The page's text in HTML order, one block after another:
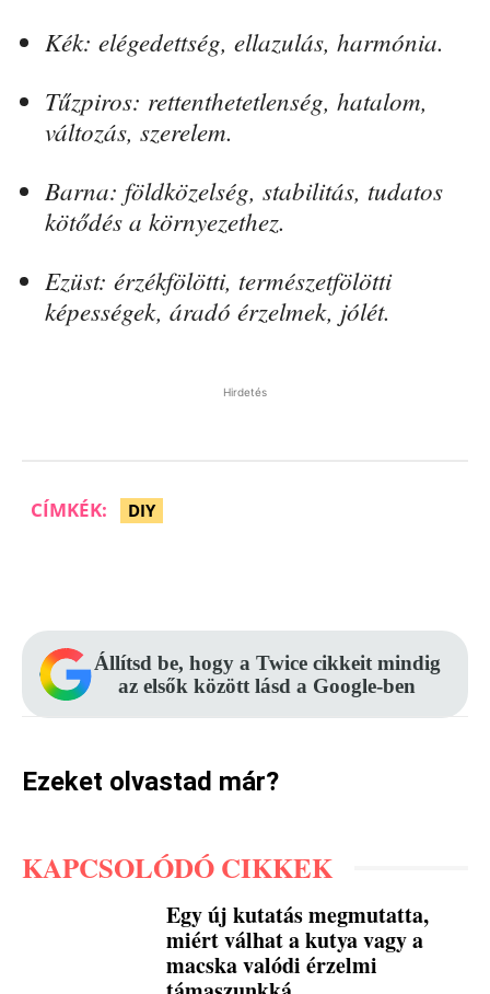
Kék: elégedettség, ellazulás, harmónia.
Tűzpiros: rettenthetetlenség, hatalom,
változás, szerelem.
Barna: földközelség, stabilitás, tudatos
kötődés a környezethez.
Ezüst: érzékfölötti, természetfölötti
képességek, áradó érzelmek, jólét.
Hirdetés
CÍMKÉK: DIY
Állítsd be, hogy a Twice cikkeit mindig
az elsők között lásd a Google-ben
Ezeket olvastad már?
KAPCSOLÓDÓ CIKKEK
Egy új kutatás megmutatta,
miért válhat a kutya vagy a
macska valódi érzelmi